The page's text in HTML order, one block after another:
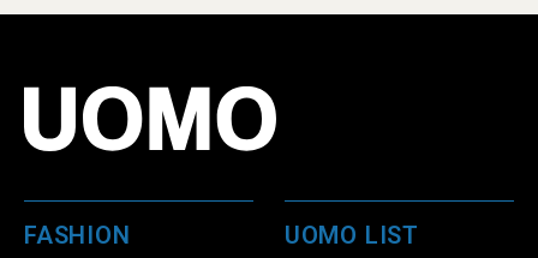
FASHION UOMO LIST